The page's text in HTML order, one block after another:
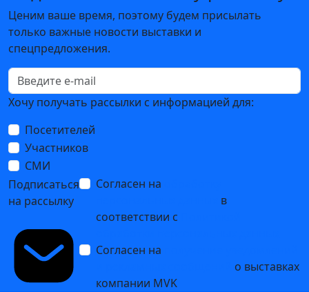
Ценим ваше время, поэтому будем присылать
только важные новости выставки и
спецпредложения.
Хочу получать рассылки с информацией для:
Посетителей
Участников
СМИ
Подписаться
на рассылку
Согласен на
в
соответствии с
Согласен на
о выставках
компании MVK